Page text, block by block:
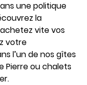
une politique
la
vite vos
votre
l’un de nos gîtes
Pierre ou chalets